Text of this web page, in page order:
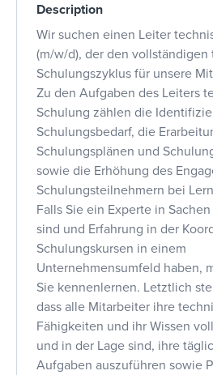
Description
Wir suchen einen Leiter
(m/w/d), der den vollständigen
Schulungszyklus für unsere
Zu den Aufgaben des Leiters
Schulung zählen die
Schulungsbedarf, die
Schulungsplänen und
sowie die Erhöhung des
Schulungsteilnehmern bei
Falls Sie ein Experte in
sind und Erfahrung in der
Schulungskursen in einem
Unternehmensumfeld haben,
Sie kennenlernen. Letztlich
dass alle Mitarbeiter ihre
Fähigkeiten und ihr Wissen
und in der Lage sind, ihre
Aufgaben auszuführen sowie